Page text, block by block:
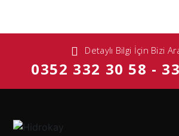
Detaylı Bilgi İçin Bizi
0352 332 30 58 -